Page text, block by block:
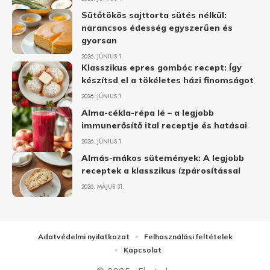
Sütőtökös sajttorta sütés nélkül:
narancsos édesség egyszerűen és
gyorsan
2026. JÚNIUS 1.
Klasszikus epres gombóc recept: Így
készítsd el a tökéletes házi finomságot
2026. JÚNIUS 1.
Alma-cékla-répa lé – a legjobb
immunerősítő ital receptje és hatásai
2026. JÚNIUS 1.
Almás-mákos sütemények: A legjobb
receptek a klasszikus ízpárosítással
2026. MÁJUS 31.
Adatvédelmi nyilatkozat
Felhasználási feltételek
Kapcsolat